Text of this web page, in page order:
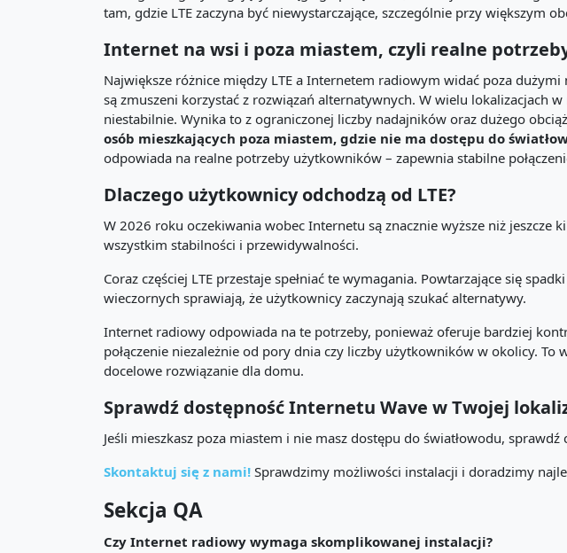
tam, gdzie LTE zaczyna być niewystarczające, szczególnie przy większym
Internet na wsi i poza miastem, czyli realne
Największe różnice między LTE a Internetem radiowym widać poza
są zmuszeni korzystać z rozwiązań alternatywnych. W wielu lokalizacjach
niestabilnie. Wynika to z ograniczonej liczby nadajników oraz dużego
osób mieszkających poza miastem, gdzie nie ma dostępu do
odpowiada na realne potrzeby użytkowników – zapewnia stabilne
Dlaczego użytkownicy odchodzą od LTE?
W 2026 roku oczekiwania wobec Internetu są znacznie wyższe niż jeszcze
wszystkim stabilności i przewidywalności.
Coraz częściej LTE przestaje spełniać te wymagania. Powtarzające się
wieczornych sprawiają, że użytkownicy zaczynają szukać alternatywy.
Internet radiowy odpowiada na te potrzeby, ponieważ oferuje bardziej
połączenie niezależnie od pory dnia czy liczby użytkowników w okolicy. To
docelowe rozwiązanie dla domu.
Sprawdź dostępność Internetu Wave w Twojej
Jeśli mieszkasz poza miastem i nie masz dostępu do światłowodu,
Skontaktuj się z nami! Sprawdzimy możliwości instalacji i doradzimy
Sekcja QA
Czy Internet radiowy wymaga skomplikowanej instalacji?